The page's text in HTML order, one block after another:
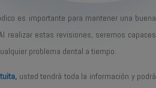
es importante para mantener una buena
realizar estas revisiones, seremos capaces
problema dental a tiempo.
, usted tendrá toda la información y podrá